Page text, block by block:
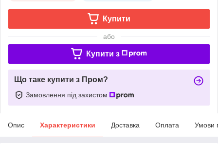
Купити
або
Купити з
Що таке купити з Пром?
Замовлення під захистом
Опис Характеристики Доставка Оплата Умови